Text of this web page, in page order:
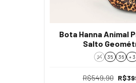
Bota Hanna Animal
Salto
34 35 36 + 3
R$549,90